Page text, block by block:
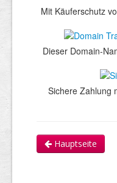
Mit Käuferschutz
Dieser Domain-
Sichere Zahlung
Hauptseite